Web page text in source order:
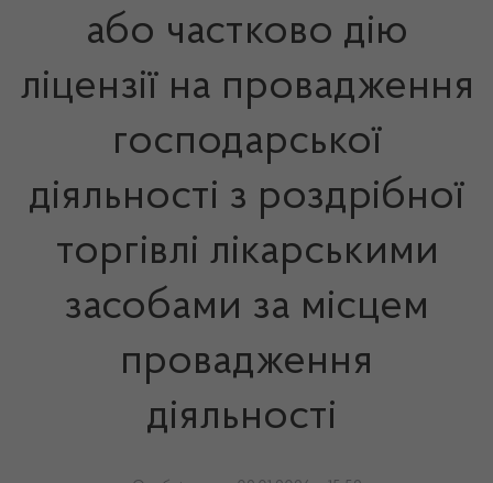
або частково дію
ліцензії на провадження
господарської
діяльності з роздрібної
торгівлі лікарськими
засобами за місцем
провадження
діяльності